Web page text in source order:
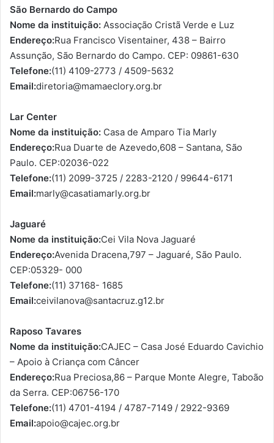
São Bernardo do Campo
Nome da instituição: Associação Cristã Verde e Luz
Endereço:Rua Francisco Visentainer, 438 – Bairro
Assunção, São Bernardo do Campo. CEP: 09861-630
Telefone:(11) 4109-2773 / 4509-5632
Email:diretoria@mamaeclory.org.br
Lar Center
Nome da instituição: Casa de Amparo Tia Marly
Endereço:Rua Duarte de Azevedo,608 – Santana, São
Paulo. CEP:02036-022
Telefone:(11) 2099-3725 / 2283-2120 / 99644-6171
Email:marly@casatiamarly.org.br
Jaguaré
Nome da instituição:Cei Vila Nova Jaguaré
Endereço:Avenida Dracena,797 – Jaguaré, São Paulo.
CEP:05329- 000
Telefone:(11) 37168- 1685
Email:ceivilanova@santacruz.g12.br
Raposo Tavares
Nome da instituição:CAJEC – Casa José Eduardo Cavichio
– Apoio à Criança com Câncer
Endereço:Rua Preciosa,86 – Parque Monte Alegre, Taboão
da Serra. CEP:06756-170
Telefone:(11) 4701-4194 / 4787-7149 / 2922-9369
Email:apoio@cajec.org.br